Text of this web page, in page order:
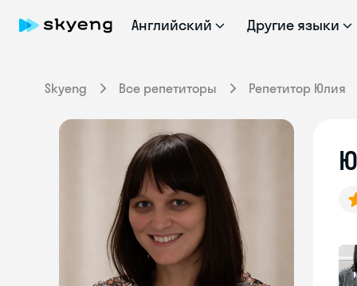
Английский Другие языки
Skyeng Все репетиторы Репетитор Юлия